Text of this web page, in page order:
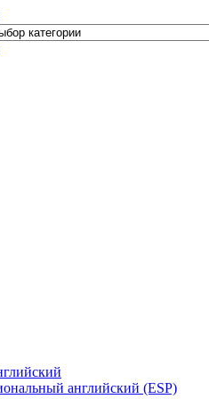
книги, учебники на
английский (ESP)